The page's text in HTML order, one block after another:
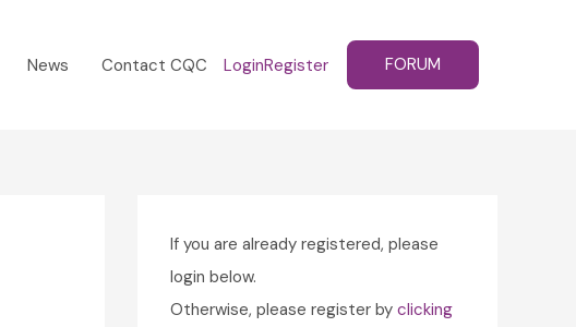
News Contact CQC LoginRegister FORUM
If you are already registered, please
login below.
Otherwise, please register by clicking